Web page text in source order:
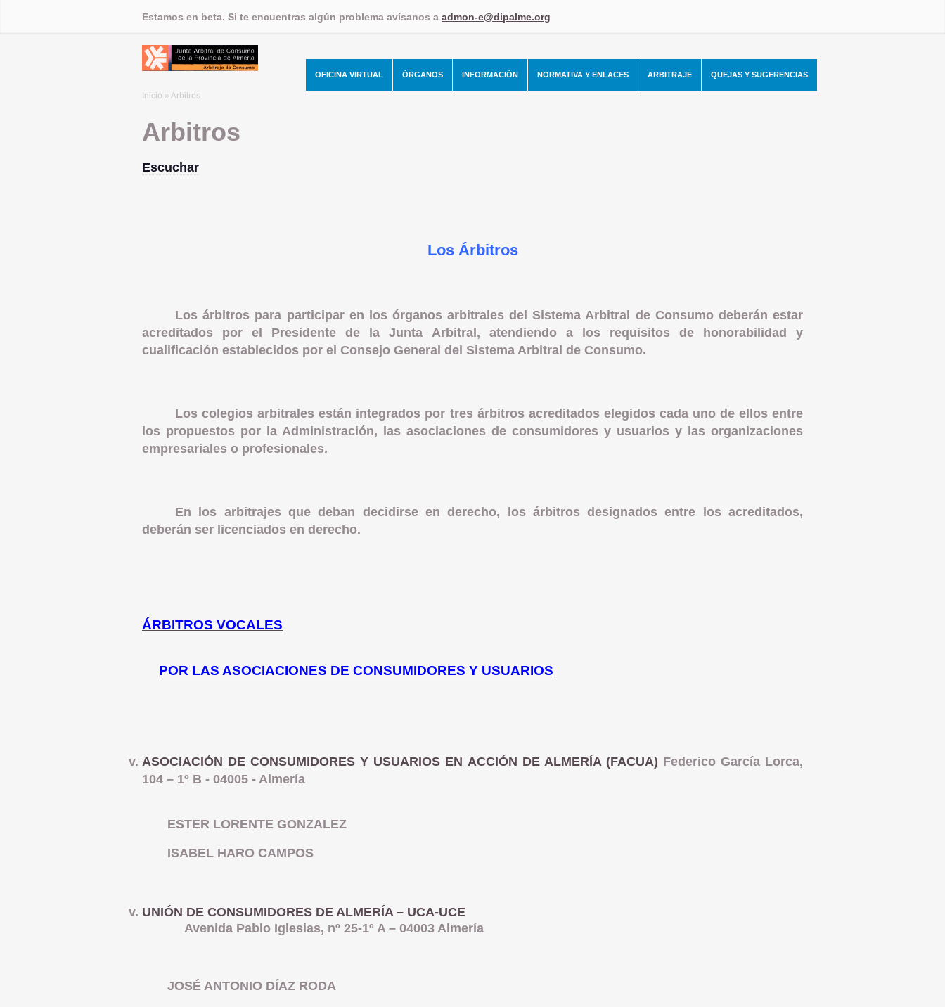
Estamos en beta. Si te encuentras algún problema avísanos a admon-e@dipalme.org
OFICINA VIRTUAL ÓRGANOS INFORMACIÓN NORMATIVA Y ENLACES ARBITRAJE QUEJAS Y SUGERENCIAS
Inicio » Arbitros
Arbitros
Escuchar
Los Árbitros
Los árbitros para participar en los órganos arbitrales del Sistema Arbitral de Consumo deberán estar
acreditados por el Presidente de la Junta Arbitral, atendiendo a los requisitos de honorabilidad y
cualificación establecidos por el Consejo General del Sistema Arbitral de Consumo.
Los colegios arbitrales están integrados por tres árbitros acreditados elegidos cada uno de ellos entre
los propuestos por la Administración, las asociaciones de consumidores y usuarios y las organizaciones
empresariales o profesionales.
En los arbitrajes que deban decidirse en derecho, los árbitros designados entre los acreditados,
deberán ser licenciados en derecho.
ÁRBITROS VOCALES
POR LAS ASOCIACIONES DE CONSUMIDORES Y USUARIOS
ASOCIACIÓN DE CONSUMIDORES Y USUARIOS EN ACCIÓN DE ALMERÍA (FACUA) Federico García Lorca,
104 – 1º B - 04005 - Almería
ESTER LORENTE GONZALEZ
ISABEL HARO CAMPOS
UNIÓN DE CONSUMIDORES DE ALMERÍA – UCA-UCE
Avenida Pablo Iglesias, nº 25-1º A – 04003 Almería
JOSÉ ANTONIO DÍAZ RODA